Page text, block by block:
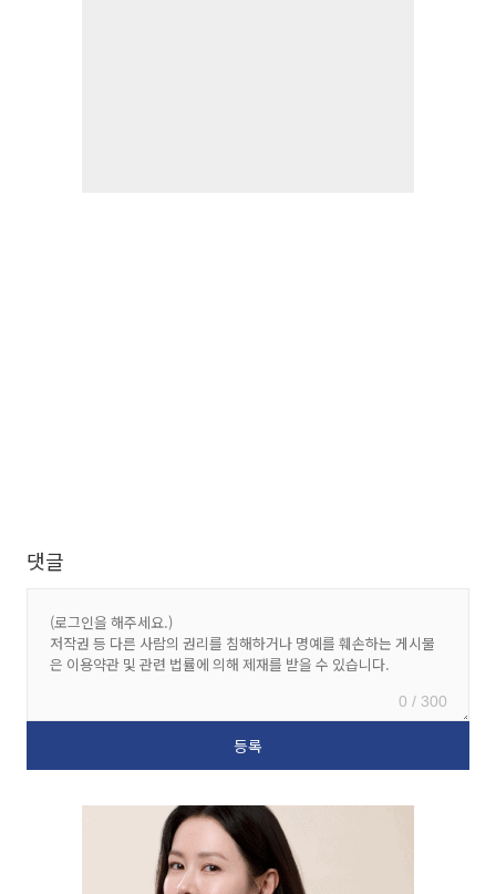
댓글
0 / 300